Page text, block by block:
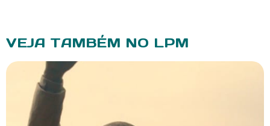
VEJA TAMBÉM NO LPM